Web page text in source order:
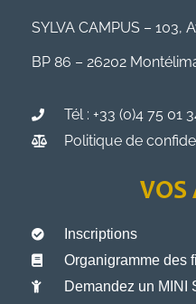
SYLVA CAMPUS – 103,
BP 86 – 26202
Tél : +33 (0)4 75 01
Politique de
VOS
Inscriptions
Organigramme des
Demandez un MINI